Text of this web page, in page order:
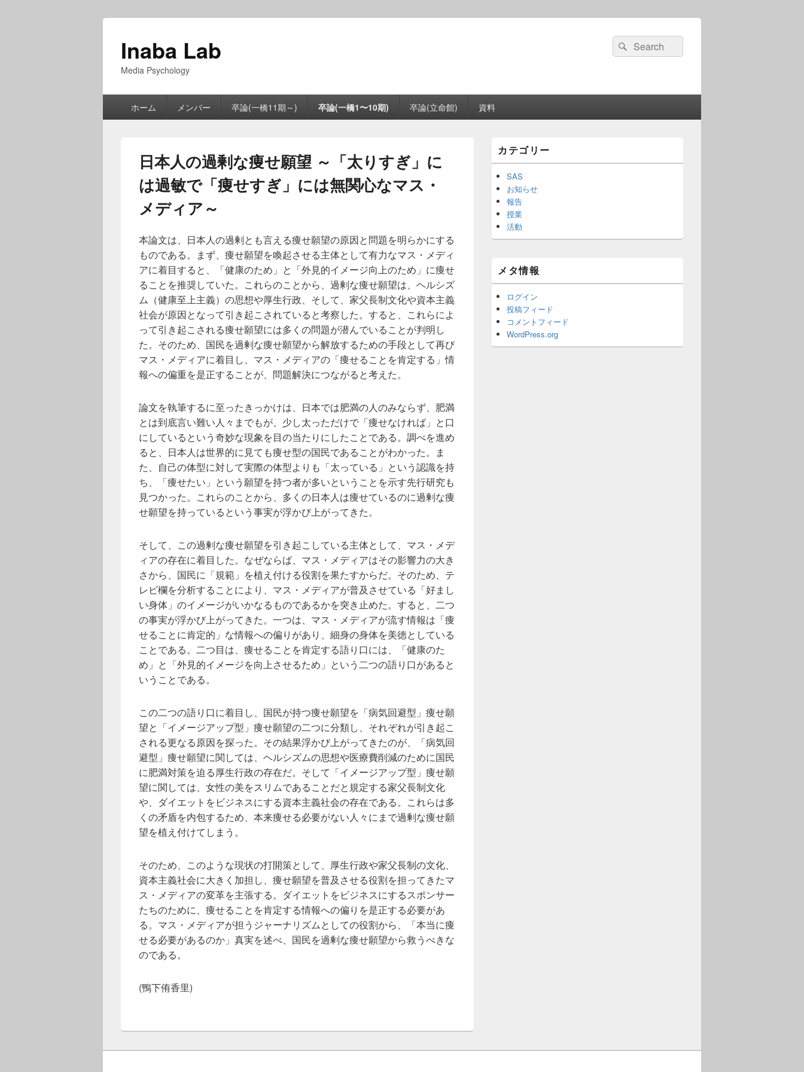
Inaba Lab
Media Psychology
検
索:
検
索
ホーム メンバー 卒論(一橋11期～) 卒論(一橋1〜10期) 卒論(立命館) 資料
日本人の過剰な痩せ願望 ～「太りすぎ」に
は過敏で「痩せすぎ」には無関心なマス・
メディア～
本論文は、日本人の過剰とも言える痩せ願望の原因と問題を明らかにする
ものである。まず、痩せ願望を喚起させる主体として有力なマス・メディ
アに着目すると、「健康のため」と「外見的イメージ向上のため」に痩せ
ることを推奨していた。これらのことから、過剰な痩せ願望は、ヘルシズ
ム（健康至上主義）の思想や厚生行政、そして、家父長制文化や資本主義
社会が原因となって引き起こされていると考察した。すると、これらによ
って引き起こされる痩せ願望には多くの問題が潜んでいることが判明し
た。そのため、国民を過剰な痩せ願望から解放するための手段として再び
マス・メディアに着目し、マス・メディアの「痩せることを肯定する」情
報への偏重を是正することが、問題解決につながると考えた。
論文を執筆するに至ったきっかけは、日本では肥満の人のみならず、肥満
とは到底言い難い人々までもが、少し太っただけで「痩せなければ」と口
にしているという奇妙な現象を目の当たりにしたことである。調べを進め
ると、日本人は世界的に見ても痩せ型の国民であることがわかった。ま
た、自己の体型に対して実際の体型よりも「太っている」という認識を持
ち、「痩せたい」という願望を持つ者が多いということを示す先行研究も
見つかった。これらのことから、多くの日本人は痩せているのに過剰な痩
せ願望を持っているという事実が浮かび上がってきた。
そして、この過剰な痩せ願望を引き起こしている主体として、マス・メデ
ィアの存在に着目した。なぜならば、マス・メディアはその影響力の大き
さから、国民に「規範」を植え付ける役割を果たすからだ。そのため、テ
レビ欄を分析することにより、マス・メディアが普及させている「好まし
い身体」のイメージがいかなるものであるかを突き止めた。すると、二つ
の事実が浮かび上がってきた。一つは、マス・メディアが流す情報は「痩
せることに肯定的」な情報への偏りがあり、細身の身体を美徳としている
ことである。二つ目は、痩せることを肯定する語り口には、「健康のた
め」と「外見的イメージを向上させるため」という二つの語り口があると
いうことである。
この二つの語り口に着目し、国民が持つ痩せ願望を「病気回避型」痩せ願
望と「イメージアップ型」痩せ願望の二つに分類し、それぞれが引き起こ
される更なる原因を探った。その結果浮かび上がってきたのが、「病気回
避型」痩せ願望に関しては、ヘルシズムの思想や医療費削減のために国民
に肥満対策を迫る厚生行政の存在だ。そして「イメージアップ型」痩せ願
望に関しては、女性の美をスリムであることだと規定する家父長制文化
や、ダイエットをビジネスにする資本主義社会の存在である。これらは多
くの矛盾を内包するため、本来痩せる必要がない人々にまで過剰な痩せ願
望を植え付けてしまう。
そのため、このような現状の打開策として、厚生行政や家父長制の文化、
資本主義社会に大きく加担し、痩せ願望を普及させる役割を担ってきたマ
ス・メディアの変革を主張する。ダイエットをビジネスにするスポンサー
たちのために、痩せることを肯定する情報への偏りを是正する必要があ
る。マス・メディアが担うジャーナリズムとしての役割から、「本当に痩
せる必要があるのか」真実を述べ、国民を過剰な痩せ願望から救うべきな
のである。
(鴨下侑香里)
イ
ン
サ
イ
バ
ー
ウ
ィ
ッ
ト
エ
ア
カテゴリー
SAS
お知らせ
報告
授業
活動
メタ情報
ログイン
投稿フィード
コメントフィード
WordPress.org